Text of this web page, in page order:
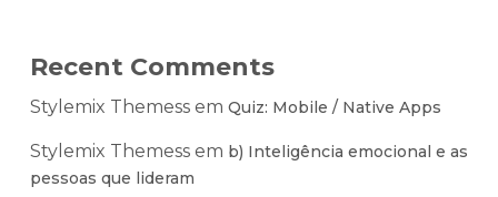
Recent Comments
Stylemix Themessem Quiz: Mobile / Native Apps
Stylemix Themessem b) Inteligência emocional e as
pessoas que lideram